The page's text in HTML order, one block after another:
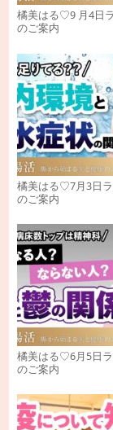
橘美はる♡9 月4日
のご案内
橘美はる♡7月3日
のご案内
橘美はる♡6月5日
のご案内